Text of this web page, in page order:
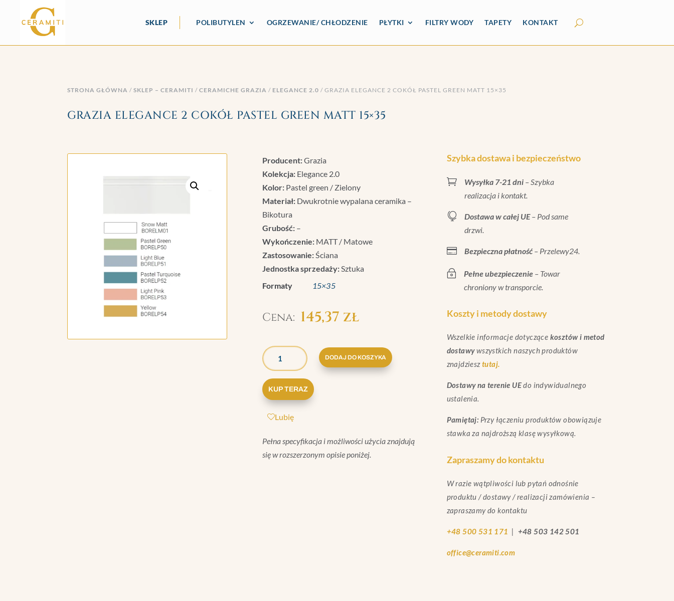
SKLEP POLIBUTYLEN OGRZEWANIE/ CHŁODZENIE PŁYTKI FILTRY WODY TAPETY KONTAKT
STRONA GŁÓWNA /SKLEP – CERAMITI /CERAMICHE GRAZIA / ELEGANCE 2.0 / GRAZIA ELEGANCE 2 COKÓŁ PASTEL GREEN MATT 15×35
GRAZIA ELEGANCE 2 COKÓŁ PASTEL GREEN MATT 15×35
Producent:Grazia
Kolekcja:Elegance 2.0
Kolor:Pastel green / Zielony
Materiał:Dwukrotnie wypalana ceramika –
Bikotura
Grubość:–
Wykończenie:MATT / Matowe
Zastosowanie:Ściana
Jednostka sprzedaży:Sztuka
Formaty
15×35
145,37 zł
GRAZIA
ELEGANCE
2
COKÓŁ
MATT
15X35
DODAJ DO KOSZYKA
KUP TERAZ
Lubię
Pełna specyfikacja i możliwości użycia znajdują
się w rozszerzonym opisie poniżej.
Szybka dostawa i bezpieczeństwo
 Wysyłka 7-21 dni– Szybka
realizacja i kontakt.
 Dostawa w całej UE– Pod same
drzwi.
 Bezpieczna płatność– Przelewy24.
~ Pełne ubezpieczenie– Towar
chroniony w transporcie.
Koszty i metody dostawy
Wszelkie informacje dotyczące kosztów i metod
dostawywszystkich naszych produktów
znajdziesztutaj.
Dostawy na terenie UEdo indywidualnego
ustalenia.
Pamiętaj: Przy łączeniu produktów obowiązuje
stawka za najdroższą klasę wysyłkową.
Zapraszamy do kontaktu
W razie wątpliwości lub pytań odnośnie
produktu / dostawy / realizacji zamówienia –
zapraszamy do kontaktu
+48 500 531 171 | +48 503 142 501
office@ceramiti.com